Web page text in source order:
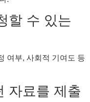
할 수 있는
여부, 사회적 기여도 등
자료를 제출